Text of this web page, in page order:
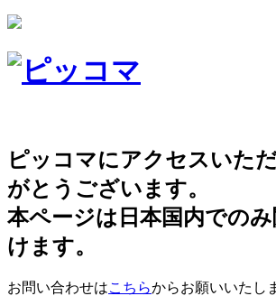
ピッコマにアクセスいた
がとうございます。
本ページは日本国内での
けます。
お問い合わせはこちらからお願いいたし